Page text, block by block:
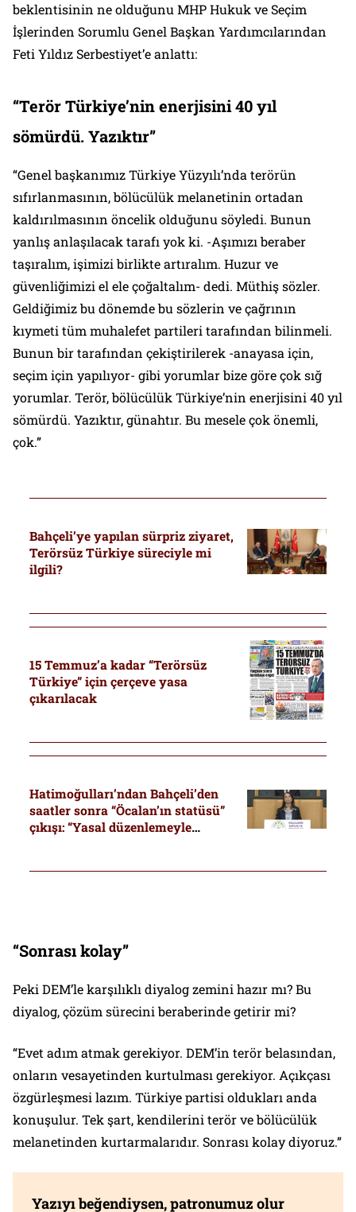
beklentisinin ne olduğunu MHP Hukuk ve Seçim
İşlerinden Sorumlu Genel Başkan Yardımcılarından
Feti Yıldız Serbestiyet’e anlattı:
“Terör Türkiye’nin enerjisini 40 yıl
sömürdü. Yazıktır”
“Genel başkanımız Türkiye Yüzyılı’nda terörün
sıfırlanmasının, bölücülük melanetinin ortadan
kaldırılmasının öncelik olduğunu söyledi. Bunun
yanlış anlaşılacak tarafı yok ki. -Aşımızı beraber
taşıralım, işimizi birlikte artıralım. Huzur ve
güvenliğimizi el ele çoğaltalım- dedi. Müthiş sözler.
Geldiğimiz bu dönemde bu sözlerin ve çağrının
kıymeti tüm muhalefet partileri tarafından bilinmeli.
Bunun bir tarafından çekiştirilerek -anayasa için,
seçim için yapılıyor- gibi yorumlar bize göre çok sığ
yorumlar. Terör, bölücülük Türkiye’nin enerjisini 40 yıl
sömürdü. Yazıktır, günahtır. Bu mesele çok önemli,
çok.”
Bahçeli’ye yapılan sürpriz ziyaret,
Terörsüz Türkiye süreciyle mi
ilgili?
15 Temmuz’a kadar “Terörsüz
Türkiye” için çerçeve yasa
çıkarılacak
Hatimoğulları’ndan Bahçeli’den
saatler sonra “Öcalan’ın statüsü”
çıkışı: “Yasal düzenlemeyle
“Sonrası kolay”
Peki DEM’le karşılıklı diyalog zemini hazır mı? Bu
diyalog, çözüm sürecini beraberinde getirir mi?
“Evet adım atmak gerekiyor. DEM’in terör belasından,
onların vesayetinden kurtulması gerekiyor. Açıkçası
özgürleşmesi lazım. Türkiye partisi oldukları anda
konuşulur. Tek şart, kendilerini terör ve bölücülük
melanetinden kurtarmalarıdır. Sonrası kolay diyoruz.”
Yazıyı beğendiysen, patronumuz olur